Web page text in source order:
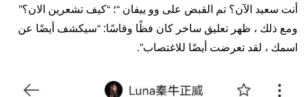
أنت سعيد الآن؟ تم القبض على وو ييفان “؛ “كيف تشعرين الان؟”
ومع ذلك ، ظهر تعليق ساخر كان فظًا وقاسًا: “سيكشف أيضًا عن
اسمك ، لقد تعرضت أيضًا للاغتصاب”.